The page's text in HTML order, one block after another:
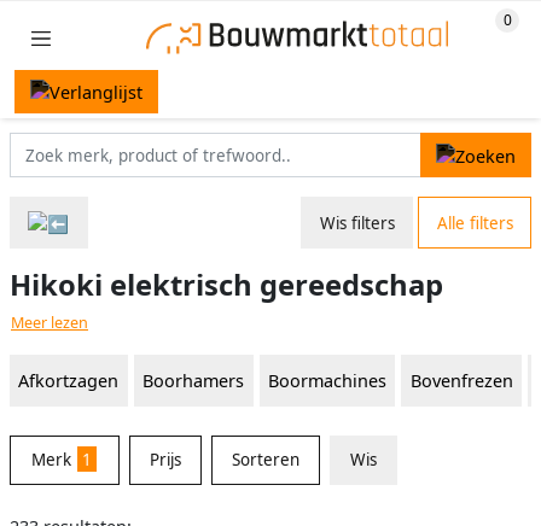
Wis filters Alle filters
Hikoki elektrisch gereedschap
Meer lezen
Afkortzagen Boorhamers Boormachines Bovenfrezen
Merk 1 Prijs Sorteren Wis